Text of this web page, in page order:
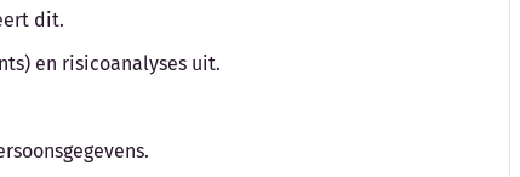
dit.
en risicoanalyses uit.